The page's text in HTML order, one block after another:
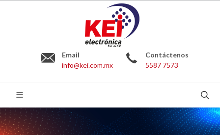
Email
info@kei.com.mx
Contáctenos
5587 7573